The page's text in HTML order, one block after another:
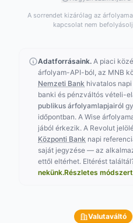
A sorrendet kizárólag az
kapcsolat nem
Adatforrásaink. A piaci
árfolyam-API-ból, az MNB
Nemzeti Bank hivatalos
banki és pénzváltós vételi-
publikus árfolyamlapjairól
időpontban. A Wise
jából érkezik. A Revolut
Központi Bank napi
saját jegyzése — az
ettől eltérhet. Eltérést
nekünk.Részletes
Valutaváltó